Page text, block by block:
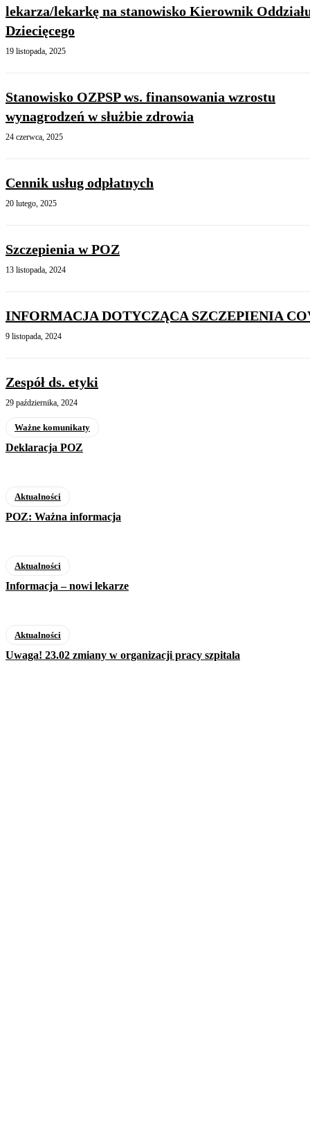
lekarza/lekarkę na stanowisko Kierownik
Dziecięcego
19 listopada, 2025
Stanowisko OZPSP ws. finansowania wzrostu
wynagrodzeń w służbie zdrowia
24 czerwca, 2025
Cennik usług odpłatnych
20 lutego, 2025
Szczepienia w POZ
13 listopada, 2024
INFORMACJA DOTYCZĄCA SZCZEPIENIA
9 listopada, 2024
Zespół ds. etyki
29 października, 2024
Ważne komunikaty
Deklaracja POZ
Aktualności
POZ: Ważna informacja
Aktualności
Informacja – nowi lekarze
Aktualności
Uwaga! 23.02 zmiany w organizacji pracy szpitala